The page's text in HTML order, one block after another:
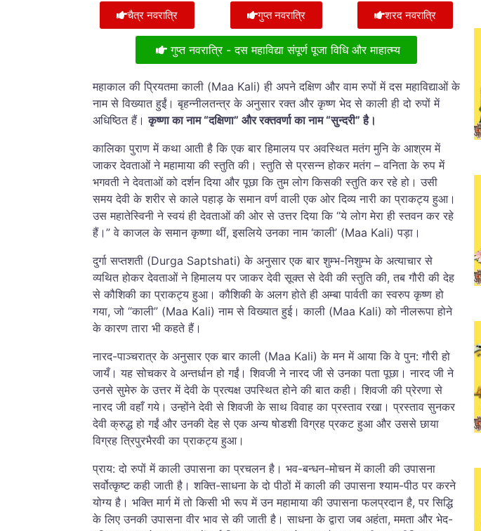
चैत्र नवरात्रि गुप्त नवरात्रि शरद नवरात्रि
गुप्त नवरात्रि - दस महाविद्या संपूर्ण पूजा विधि और माहात्म्य
महाकाल की प्रियतमा काली (Maa Kali) ही अपने दक्षिण और वाम रुपों में दस महाविद्याओं के
नाम से विख्यात हुईं। बृहन्नीलतन्त्र के अनुसार रक्त और कृष्ण भेद से काली ही दो रुपों में
अधिष्ठित हैं।कृष्णा का नाम “दक्षिणा” और रक्तवर्णा का नाम “सुन्दरी” है।
कालिका पुराण में कथा आती है कि एक बार हिमालय पर अवस्थित मतंग मुनि के आश्रम में
जाकर देवताओं ने महामाया की स्तुति की। स्तुति से प्रसन्न होकर मतंग – वनिता के रुप में
भगवती ने देवताओं को दर्शन दिया और पूछा कि तुम लोग किसकी स्तुति कर रहे हो। उसी
समय देवी के शरीर से काले पहाड़ के समान वर्ण वाली एक ओर दिव्य नारी का प्राकट्य हुआ।
उस महातेस्विनी ने स्वयं ही देवताओं की ओर से उत्तर दिया कि “ये लोग मेरा ही स्तवन कर रहे
हैं।” वे काजल के समान कृष्णा थीं, इसलिये उनका नाम ‘काली’ (Maa Kali) पड़ा।
दुर्गा सप्तशती (Durga Saptshati) के अनुसार एक बार शुम्भ-निशुम्भ के अत्याचार से
व्यथित होकर देवताओं ने हिमालय पर जाकर देवी सूक्त से देवी की स्तुति की, तब गौरी की देह
से कौशिकी का प्राकट्य हुआ। कौशिकी के अलग होते ही अम्बा पार्वती का स्वरुप कृष्ण हो
गया, जो “काली” (Maa Kali) नाम से विख्यात हुई। काली (Maa Kali) को नीलरूपा होने
के कारण तारा भी कहते हैं।
नारद-पाञ्चरात्र के अनुसार एक बार काली (Maa Kali) के मन में आया कि वे पुन: गौरी हो
जायँ। यह सोचकर वे अन्तर्धान हो गईं। शिवजी ने नारद जी से उनका पता पूछा। नारद जी ने
उनसे सुमेरु के उत्तर में देवी के प्रत्यक्ष उपस्थित होने की बात कही। शिवजी की प्रेरणा से
नारद जी वहाँ गये। उन्होंने देवी से शिवजी के साथ विवाह का प्रस्ताव रखा। प्रस्ताव सुनकर
देवी क्रुद्ध हो गईं और उनकी देह से एक अन्य षोडशी विग्रह प्रकट हुआ और उससे छाया
विग्रह त्रिपुरभैरवी का प्राकट्य हुआ।
प्राय: दो रुपों में काली उपासना का प्रचलन है। भव-बन्धन-मोचन में काली की उपासना
सर्वोत्कृष्ट कही जाती है। शक्ति-साधना के दो पीठों में काली की उपासना श्याम-पीठ पर करने
योग्य है। भक्ति मार्ग में तो किसी भी रूप में उन महामाया की उपासना फलप्रदान है, पर सिद्धि
के लिए उनकी उपासना वीर भाव से की जाती है। साधना के द्वारा जब अहंता, ममता और भेद-